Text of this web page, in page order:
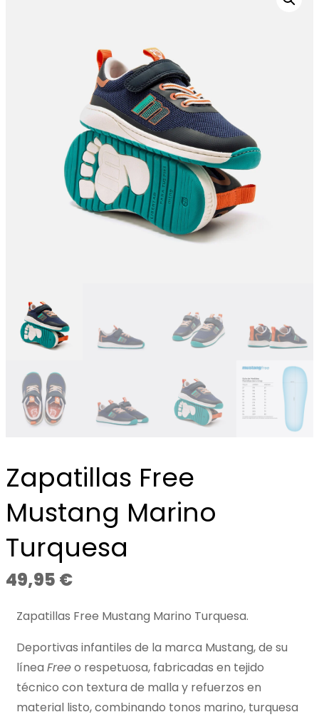
Zapatillas Free
Mustang Marino
Turquesa
49,95 €
Zapatillas Free Mustang Marino Turquesa.
Deportivas infantiles de la marca Mustang, de su
línea Freeo respetuosa, fabricadas en tejido
técnico con textura de malla y refuerzos en
material listo, combinando tonos marino, turquesa